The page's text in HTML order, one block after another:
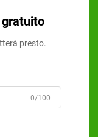
gratuito
presto.
0/100